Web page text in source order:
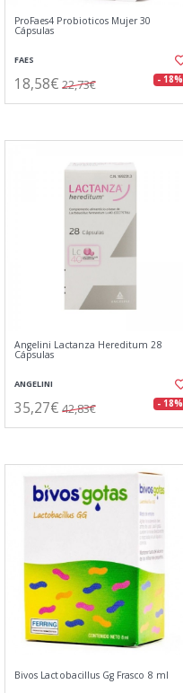
ProFaes4 Probioticos Mujer 30
Cápsulas
FAES
18,58€ 22,73€ - 18%
Angelini Lactanza Hereditum 28
Cápsulas
ANGELINI
35,27€ 42,83€ - 18%
Bivos Lactobacillus Gg Frasco 8 ml